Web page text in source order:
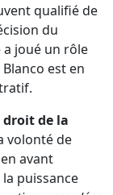
qualifié de
du
joué un rôle
est en
droit de la
volonté de
avant
puissance